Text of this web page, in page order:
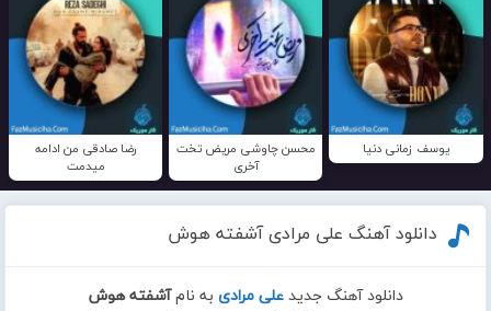
یوسف زمانی دنیا
محسن چاوشی مریض تخت
آخری
رضا صادقی من ادامه
میدمت
دانلود آهنگ علی مرادی آشفته هوش
دانلود آهنگ جدیدعلی مرادی به نامآشفته هوش